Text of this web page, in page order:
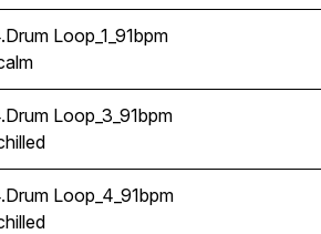
Loop_1_91bpm
Loop_1_91bpm
Loop_3_91bpm
Loop_3_91bpm
Loop_4_91bpm
Loop_4_91bpm